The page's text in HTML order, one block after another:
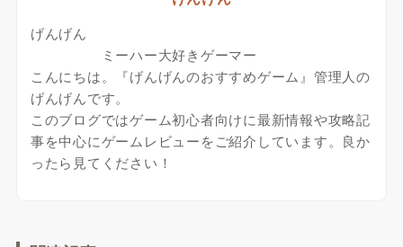
げんげん
ミーハー大好きゲーマー
こんにちは。『げんげんのおすすめゲーム』管理人の
げんげんです。
このブログではゲーム初心者向けに最新情報や攻略記
事を中心にゲームレビューをご紹介しています。良か
ったら見てください！